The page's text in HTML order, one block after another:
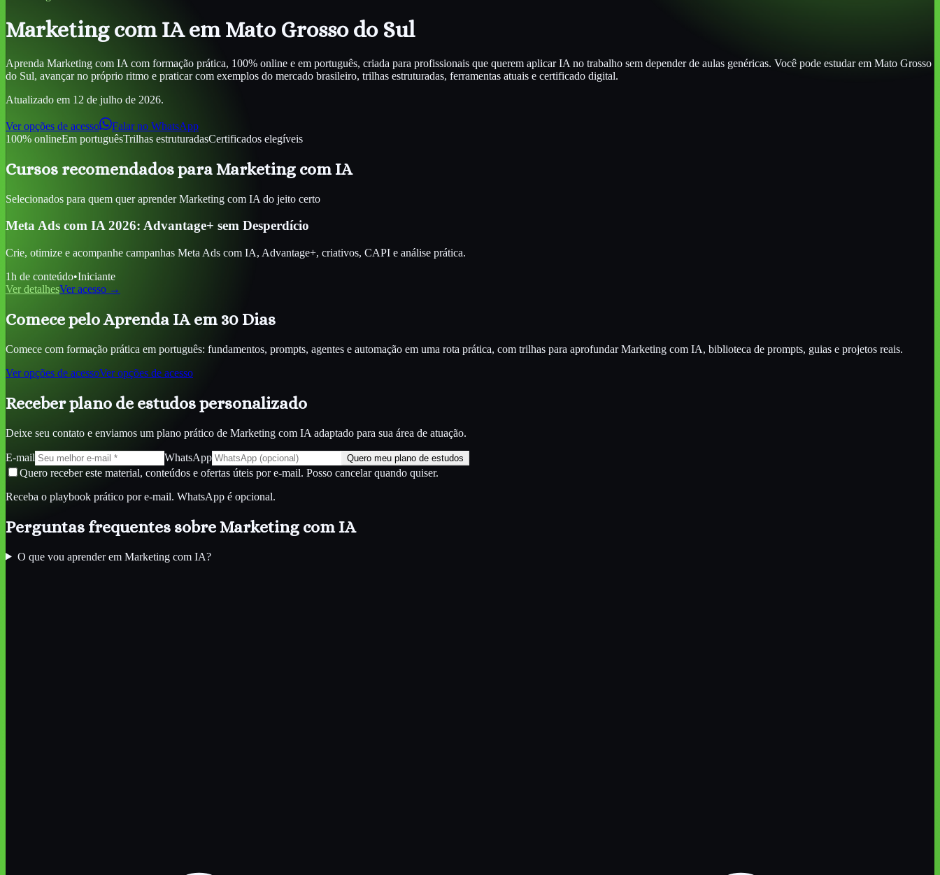
Marketing com IA em Mato Grosso do Sul
Aprenda Marketing com IA com formação prática, 100% online e em português, criada para profissionais que querem aplicar IA no trabalho sem depender de aulas genéricas. Você pode estudarem Mato Grosso
do Sul, avançar no próprio ritmo e praticar com exemplos do mercado brasileiro, trilhas estruturadas, ferramentas atuais e certificado digital.
Atualizado em 12 de julho de 2026.
Ver opções de acesso
Falar no WhatsApp
100% onlineEm portuguêsTrilhas estruturadasCertificados elegíveis
Cursos recomendados paraMarketing com IA
Selecionados para quem quer aprenderMarketing com IA do jeito certo
Meta Ads com IA 2026: Advantage+ sem Desperdício
Crie, otimize e acompanhe campanhas Meta Ads com IA, Advantage+, criativos, CAPI e análise prática.
1h de conteúdo•Iniciante
Ver detalhesVer acesso →
Comece pelo Aprenda IA em 30 Dias
Comece com formação prática em português: fundamentos, prompts, agentes e automação em uma rota prática, com trilhas para aprofundarMarketing com IA, biblioteca de prompts, guias e projetos reais.
Ver opções de acessoVer opções de acesso
Receber plano de estudos personalizado
Deixe seu contato e enviamos um plano prático de Marketing com IA adaptado para sua área de atuação.
E-mail WhatsApp Quero meu plano de estudos
Quero receber este material, conteúdos e ofertas úteis por e-mail. Posso cancelar quando quiser.
Receba o playbook prático por e-mail. WhatsApp é opcional.
Perguntas frequentes sobreMarketing com IA
O que vou aprender em Marketing com IA?